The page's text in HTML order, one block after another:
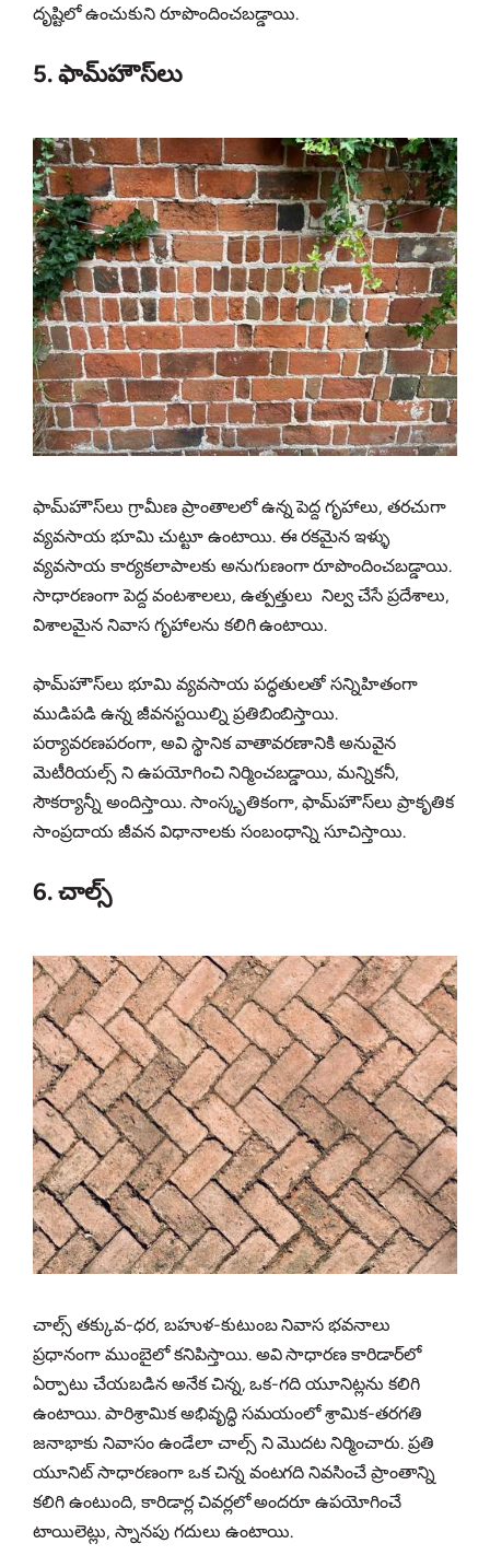
దృష్టిలో ఉంచుకుని రూపొందించబడ్డాయి.
5. ఫామ్‌హౌస్‌లు
ఫామ్‌హౌస్‌లు గ్రామీణ ప్రాంతాలలో ఉన్న పెద్ద గృహాలు, తరచుగా
వ్యవసాయ భూమి చుట్టూ ఉంటాయి. ఈ రకమైన ఇళ్ళు
వ్యవసాయ కార్యకలాపాలకు అనుగుణంగా రూపొందించబడ్డాయి.
సాధారణంగా పెద్ద వంటశాలలు, ఉత్పత్తులు నిల్వ చేసే ప్రదేశాలు,
విశాలమైన నివాస గృహాలను కలిగి ఉంటాయి.
ఫామ్‌హౌస్‌లు భూమి వ్యవసాయ పద్ధతులతో సన్నిహితంగా
ముడిపడి ఉన్న జీవనస్టయిల్ని ప్రతిబింబిస్తాయి.
పర్యావరణపరంగా, అవి స్థానిక వాతావరణానికి అనువైన
మెటీరియల్స్ ని ఉపయోగించి నిర్మించబడ్డాయి, మన్నికనీ,
సౌకర్యాన్నీ అందిస్తాయి. సాంస్కృతికంగా, ఫామ్‌హౌస్‌లు ప్రాకృతిక
సాంప్రదాయ జీవన విధానాలకు సంబంధాన్ని సూచిస్తాయి.
6. చాల్స్
చాల్స్ తక్కువ-ధర, బహుళ-కుటుంబ నివాస భవనాలు
ప్రధానంగా ముంబైలో కనిపిస్తాయి. అవి సాధారణ కారిడార్‌లో
ఏర్పాటు చేయబడిన అనేక చిన్న, ఒక-గది యూనిట్లను కలిగి
ఉంటాయి. పారిశ్రామిక అభివృద్ధి సమయంలో శ్రామిక-తరగతి
జనాభాకు నివాసం ఉండేలా చాల్స్ ని మొదట నిర్మించారు. ప్రతి
యూనిట్ సాధారణంగా ఒక చిన్న వంటగది నివసించే ప్రాంతాన్ని
కలిగి ఉంటుంది, కారిడార్ల చివర్లలో అందరూ ఉపయోగించే
టాయిలెట్లు, స్నానపు గదులు ఉంటాయి.